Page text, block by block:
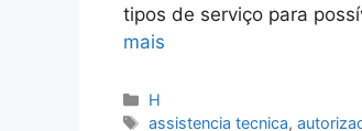
tipos de serviço para
mais
Categorias
H
Tags
assistencia tecnica,